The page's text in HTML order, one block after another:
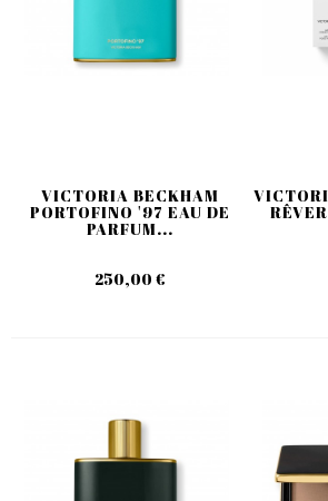
VICTORIA BECKHAM
PORTOFINO '97 EAU DE
PARFUM...
250,00 €